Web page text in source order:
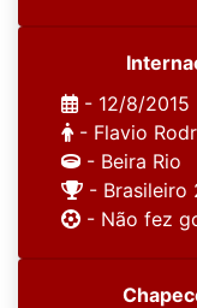
- 12/8/2015
- Flavio
- Beira Rio
- Brasileiro
- Não fez